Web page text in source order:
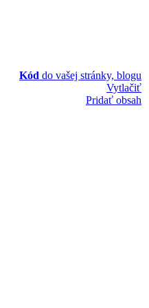
Kód do vašej stránky, blogu
Vytlačiť
Pridať obsah